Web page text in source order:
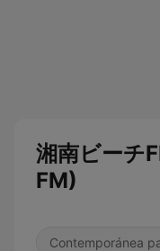
湘南ビーチ
FM)
Contemporánea